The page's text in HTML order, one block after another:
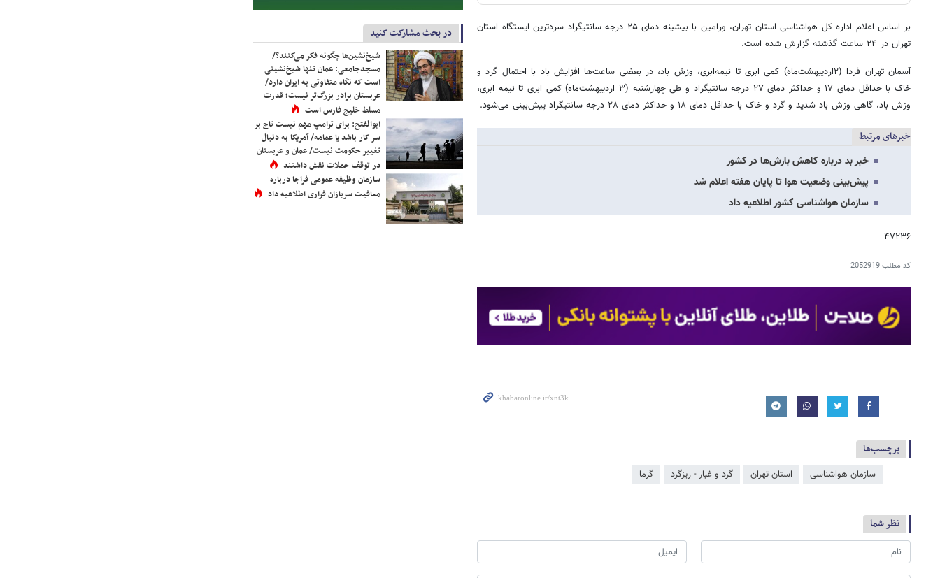
بر اساس اعلام اداره کل هواشناسی استان تهران، ورامین با بیشینه دمای ۲۵ درجه سانتیگراد سردترین ایستگاه استان
تهران در ۲۴ ساعت گذشته گزارش شده است.
آسمان تهران فردا (۲اردیبهشت‌ماه) کمی ابری تا نیمه‌ابری، وزش باد، در بعضی ساعت‌ها افزایش باد با احتمال گرد و
خاک با حداقل دمای ۱۷ و حداکثر دمای ۲۷ درجه سانتیگراد و طی چهارشنبه‌ (۳ اردیبهشت‌ماه) کمی ابری تا نیمه ابری،
وزش باد، گاهی وزش باد شدید و گرد و خاک با حداقل دمای ۱۸ و حداکثر دمای ۲۸ درجه سانتیگراد پیش‌بینی می‌شود.
خبرهای مرتبط
خبر بد درباره کاهش بارش‌ها در کشور
پیش‌بینی وضعیت هوا تا پایان هفته اعلام شد
سازمان هواشناسی کشور اطلاعیه داد
۴۷۲۳۶
کد مطلب2052919
برچسب‌ها
سازمان هواشناسی استان تهران گرد و غبار - ریزگرد گرما
نظر شما
در بحث مشارکت کنید
شیخ‌نشین‌ها چگونه فکر می‌کنند؟/
مسجدجامعی: عمان تنها شیخ‌نشینی
است که نگاه متفاوتی به ایران دارد/
عربستان برادر بزرگ‌تر نیست؛ قدرت
مسلط خلیج فارس است
ابوالفتح: برای ترامپ مهم نیست تاج بر
سر کار باشد یا عمامه/ آمریکا به دنبال
تغییر حکومت نیست/ عمان و عربستان
در توقف حملات نقش داشتند
سازمان وظیفه عمومی فراجا درباره
معافیت سربازان فراری اطلاعیه داد